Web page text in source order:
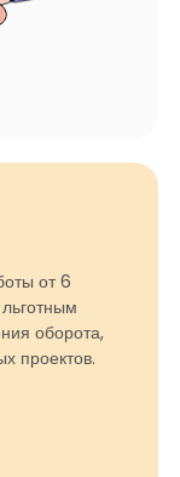
от 6
оборота,
проектов.